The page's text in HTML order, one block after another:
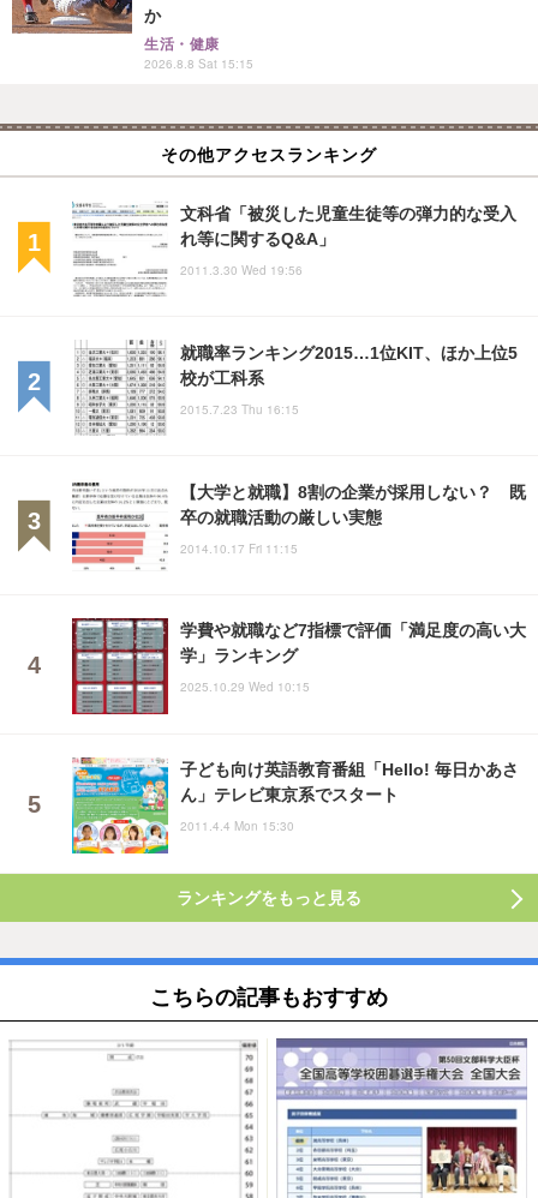
か
生活・健康
2026.8.8 Sat 15:15
その他アクセスランキング
文科省「被災した児童生徒等の弾力的な受入
れ等に関するQ&A」
2011.3.30 Wed 19:56
就職率ランキング2015…1位KIT、ほか上位5
校が工科系
2015.7.23 Thu 16:15
【大学と就職】8割の企業が採用しない？ 既
卒の就職活動の厳しい実態
2014.10.17 Fri 11:15
学費や就職など7指標で評価「満足度の高い大
学」ランキング
2025.10.29 Wed 10:15
子ども向け英語教育番組「Hello! 毎日かあさ
ん」テレビ東京系でスタート
2011.4.4 Mon 15:30
ランキングをもっと見る
こちらの記事もおすすめ